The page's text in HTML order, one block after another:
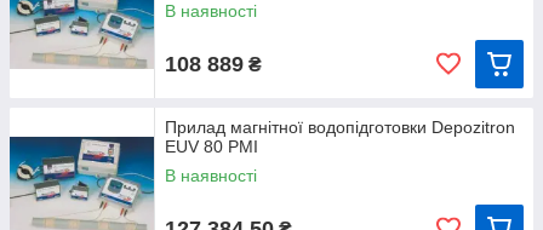
В наявності
108 889 ₴
Прилад магнітної водопідготовки Depozitron
EUV 80 PMI
В наявності